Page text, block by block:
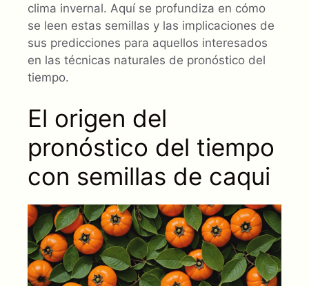
clima invernal. Aquí se profundiza en cómo
se leen estas semillas y las implicaciones de
sus predicciones para aquellos interesados
en las técnicas naturales de pronóstico del
tiempo.
El origen del
pronóstico del tiempo
con semillas de caqui